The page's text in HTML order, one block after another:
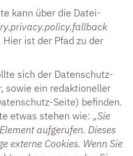
kann über die Datei-
ist der Pfad zu der
sich der Datenschutz-
sowie ein redaktioneller
Seite) befinden.
etwas stehen wie: „Sie
aufgerufen. Dieses
externe Cookies. Wenn Sie